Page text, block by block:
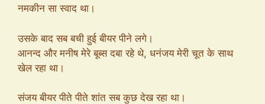
नमकीन सा स्वाद था।
उसके बाद सब बची हुई बीयर पीने लगे।
आनन्द और मनीष मेरे बूब्स दबा रहे थे, धनंजय मेरी चूत के साथ
खेल रहा था।
संजय बीयर पीते पीते शांत सब कुछ देख रहा था।